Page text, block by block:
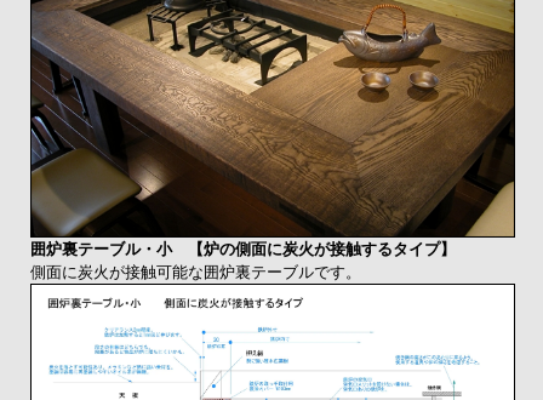
囲炉裏テーブル・小 【炉の側面に炭火が接触するタイプ】
側面に炭火が接触可能な囲炉裏テーブルです。